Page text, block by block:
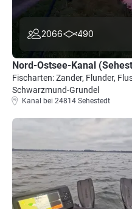
2066 490
Nord-Ostsee-Kanal
Fischarten: Zander, Flunder,
Schwarzmund-Grundel
Kanal bei 24814 Sehestedt